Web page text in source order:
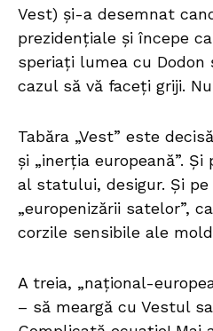
Vest) și-a desemnat
prezidențiale și începe
speriați lumea cu
cazul să vă faceți griji.
Tabăra „Vest” este
și „inerția europeană”.
al statului, desigur. Și
„europenizării satelor”,
corzile sensibile ale
A treia, „național-
– să meargă cu Vestul